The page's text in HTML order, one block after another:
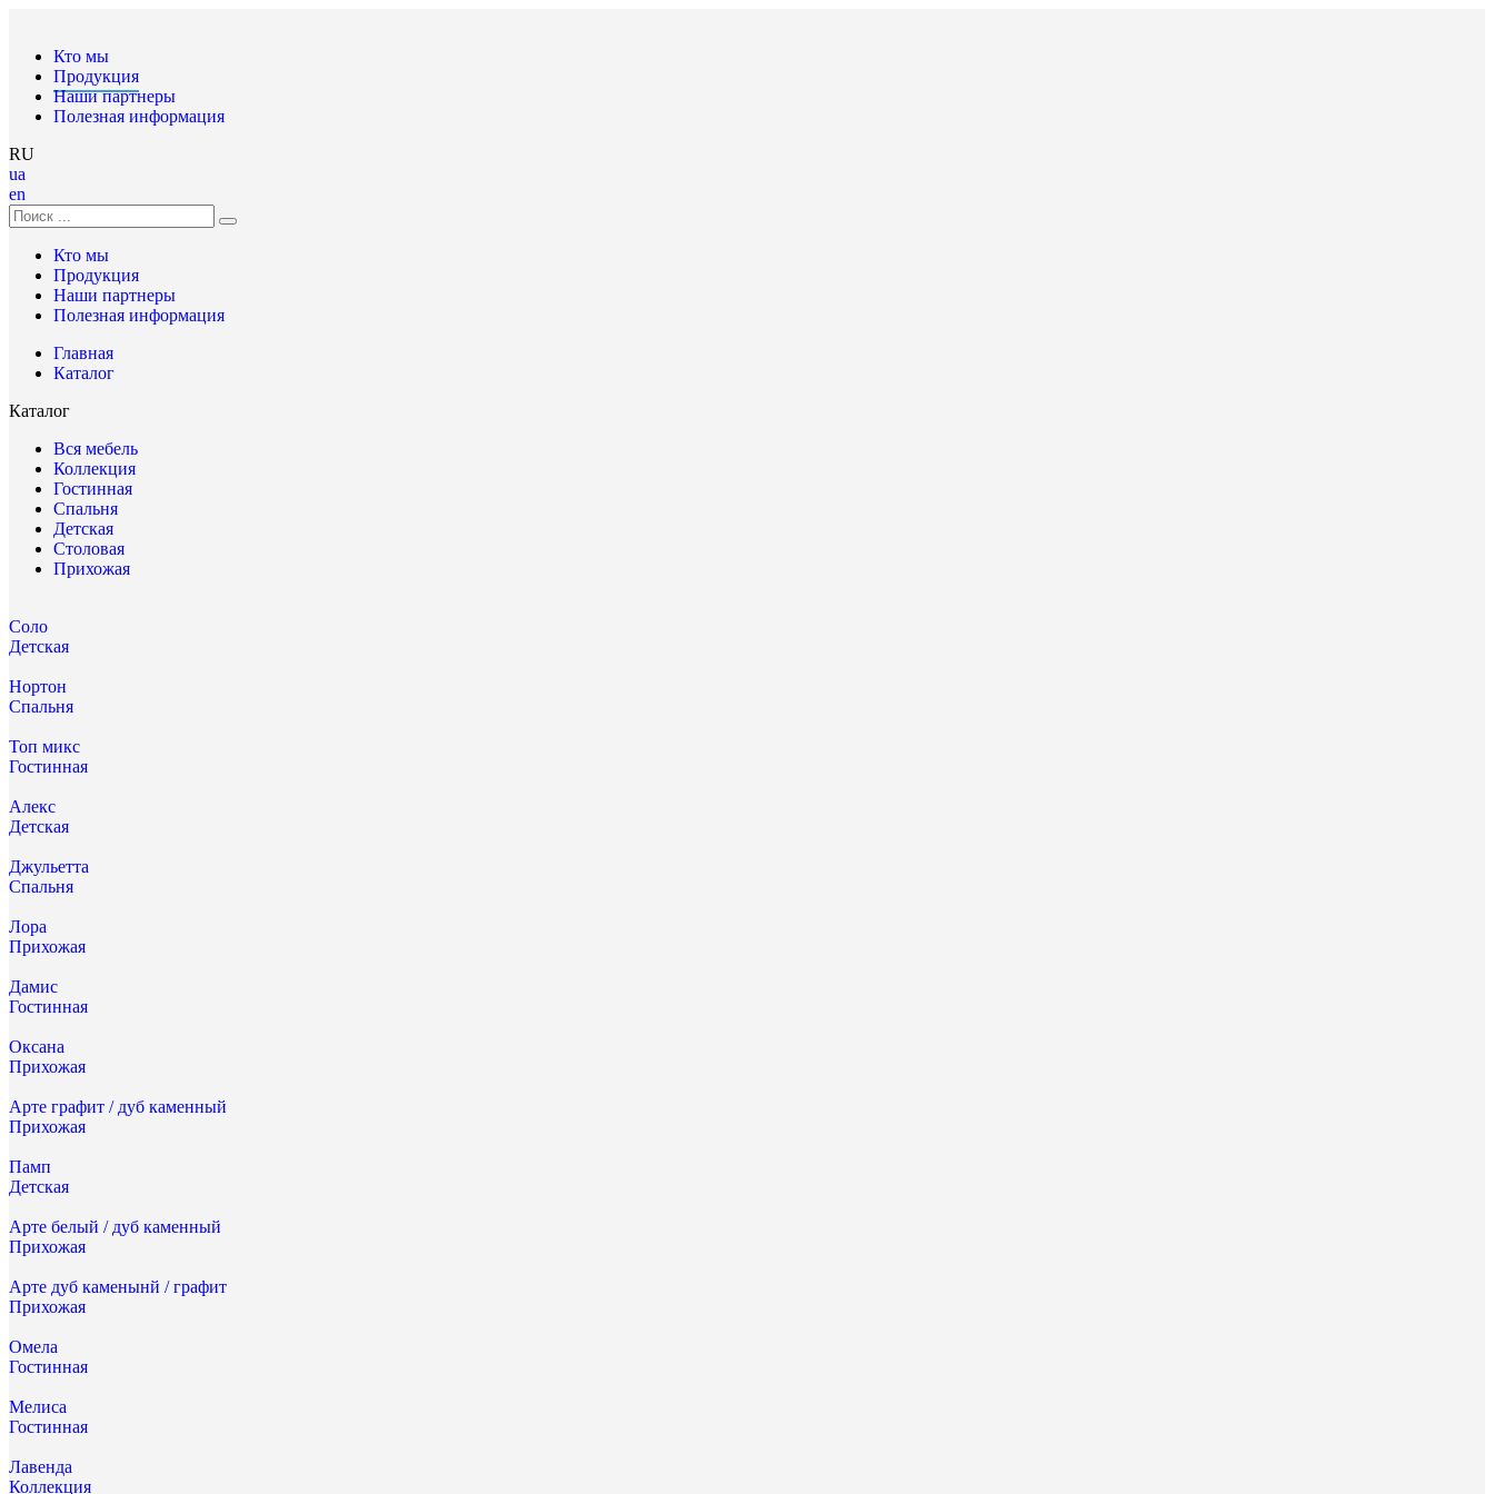
Кто мы
Продукция
Наши партнеры
Полезная информация
RU
ua
en
Кто мы
Продукция
Наши партнеры
Полезная информация
Главная
Каталог
Каталог
Вся мебель
Коллекция
Гостинная
Спальня
Детская
Столовая
Прихожая
Соло
Детская
Нортон
Спальня
Топ микс
Гостинная
Алекс
Детская
Джульетта
Спальня
Лора
Прихожая
Дамис
Гостинная
Оксана
Прихожая
Арте графит / дуб каменный
Прихожая
Памп
Детская
Арте белый / дуб каменный
Прихожая
Арте дуб каменынй / графит
Прихожая
Омела
Гостинная
Мелиса
Гостинная
Лавенда
Коллекция